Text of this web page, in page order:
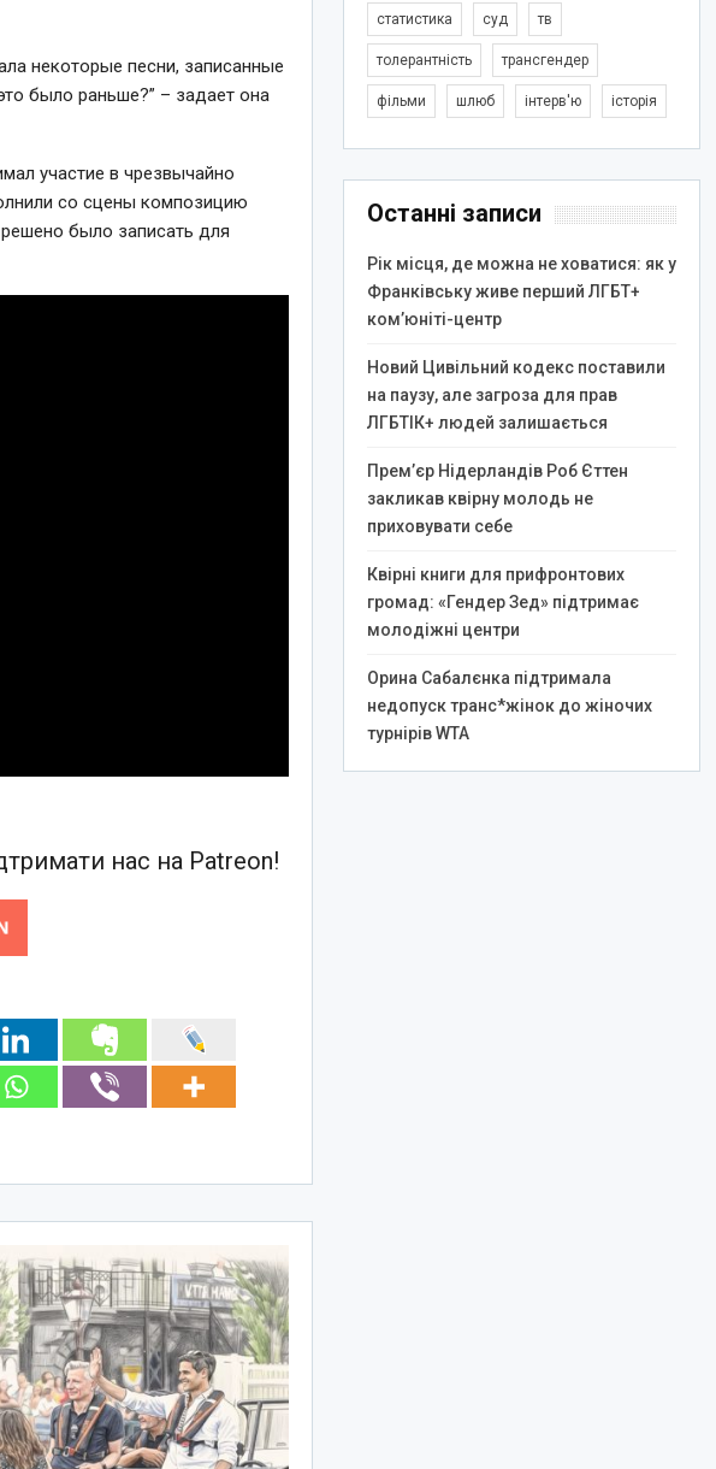
некоторые песни, записанные
было раньше?” – задает она
участие в чрезвычайно
со сцены композицию
было записать для
нас на Patreon!
статистика суд тв
толерантність трансгендер
фільми шлюб інтерв'ю історія
Останні записи
Рік місця, де можна не ховатися: як у
Франківську живе перший ЛГБТ+
ком’юніті-центр
Новий Цивільний кодекс поставили
на паузу, але загроза для прав
ЛГБТІК+ людей залишається
Прем’єр Нідерландів Роб Єттен
закликав квірну молодь не
приховувати себе
Квірні книги для прифронтових
громад: «Гендер Зед» підтримає
молодіжні центри
Орина Сабалєнка підтримала
недопуск транс*жінок до жіночих
турнірів WTA